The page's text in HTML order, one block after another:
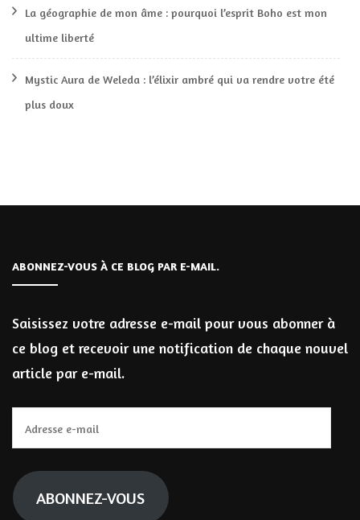
La géographie de mon âme : pourquoi l’esprit Boho est mon
ultime liberté
Mystic Aura de Weleda : l’élixir ambré qui va rendre votre été
plus doux
ABONNEZ-VOUS À CE BLOG PAR E-MAIL.
Saisissez votre adresse e-mail pour vous abonner à
ce blog et recevoir une notification de chaque nouvel
article par e-mail.
e-
mail
ABONNEZ-VOUS